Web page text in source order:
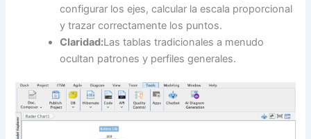
configurar los ejes, calcular la escala proporcional
y trazar correctamente los puntos.
Claridad:Las tablas tradicionales a menudo
ocultan patrones y perfiles generales.